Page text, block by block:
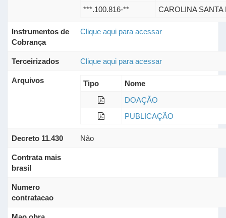
***.100.816-**
CAROLINA
Instrumentos de
Cobrança
Clique aqui para acessar
Terceirizados Clique aqui para acessar
Arquivos Tipo
Nome
DOAÇÃO
PUBLICAÇÃO
Decreto 11.430 Não
Contrata mais
brasil
Numero
contratacao